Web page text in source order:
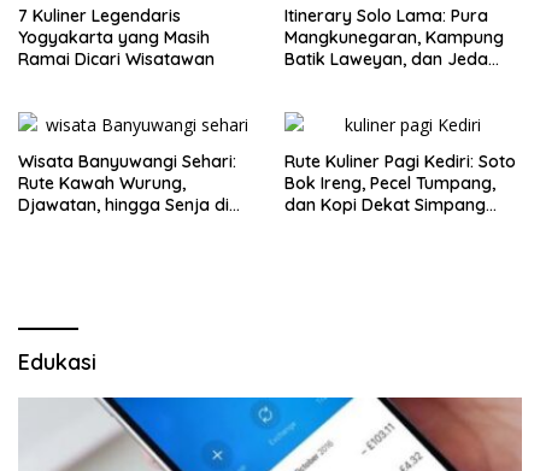
7 Kuliner Legendaris
Yogyakarta yang Masih
Ramai Dicari Wisatawan
Itinerary Solo Lama: Pura
Mangkunegaran, Kampung
Batik Laweyan, dan Jeda
Wisata Banyuwangi Sehari:
Rute Kawah Wurung,
Djawatan, hingga Senja di
Rute Kuliner Pagi Kediri: Soto
Bok Ireng, Pecel Tumpang,
dan Kopi Dekat Simpang
Edukasi